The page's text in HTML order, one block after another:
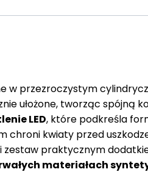
w przezroczystym
ułożone, tworząc spójną
LED, które podkreśla
chroni kwiaty przed
zestaw praktycznym
materiałach